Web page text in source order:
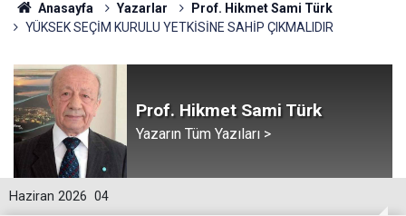
Anasayfa Yazarlar
Prof. Hikmet Sami Türk
YÜKSEK SEÇİM KURULU YETKİSİNE SAHİP ÇIKMALIDIR
Prof. Hikmet Sami Türk
Yazarın Tüm Yazıları >
04
Haziran 2026